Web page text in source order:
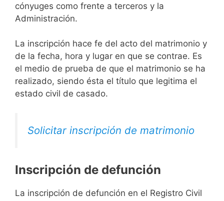
cónyuges como frente a terceros y la
Administración.
La inscripción hace fe del acto del matrimonio y
de la fecha, hora y lugar en que se contrae. Es
el medio de prueba de que el matrimonio se ha
realizado, siendo ésta el título que legitima el
estado civil de casado.
Solicitar inscripción de matrimonio
Inscripción de defunción
La inscripción de defunción en el Registro Civil